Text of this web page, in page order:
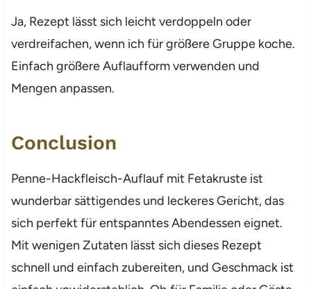
Ja, Rezept lässt sich leicht verdoppeln oder
verdreifachen, wenn ich für größere Gruppe koche.
Einfach größere Auflaufform verwenden und
Mengen anpassen.
Conclusion
Penne-Hackfleisch-Auflauf mit Fetakruste ist
wunderbar sättigendes und leckeres Gericht, das
sich perfekt für entspanntes Abendessen eignet.
Mit wenigen Zutaten lässt sich dieses Rezept
schnell und einfach zubereiten, und Geschmack ist